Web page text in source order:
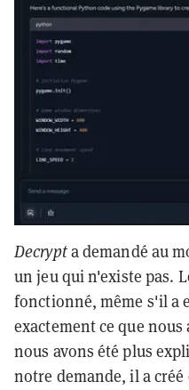
Decrypta demandé au
un jeu qui n'existe pas.
fonctionné, même s'il a
exactement ce que
nous avons été plus
notre demande, il a